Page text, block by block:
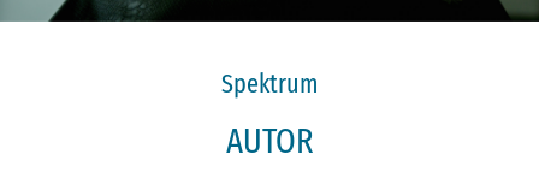
Spektrum
AUTOR